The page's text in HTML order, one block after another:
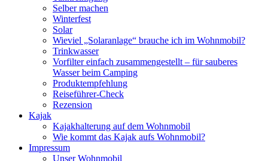
Selber machen
Winterfest
Solar
Wieviel „Solaranlage“ brauche ich im Wohnmobil?
Trinkwasser
Vorfilter einfach zusammengestellt – für sauberes
Wasser beim Camping
Produktempfehlung
Reiseführer-Check
Rezension
Kajak
Kajakhalterung auf dem Wohnmobil
Wie kommt das Kajak aufs Wohnmobil?
Impressum
Unser Wohnmobil